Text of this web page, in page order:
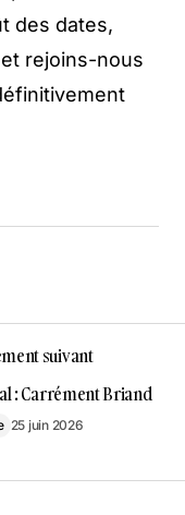
des dates,
rejoins-nous
suivant
: Carrément Briand
25 juin 2026